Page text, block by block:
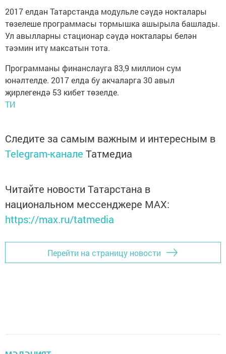
2017 елдан Татарстанда модульле сәүдә нокталары
төзелеше программасы тормышка ашырыла башлады.
Ул авылларны стационар сәүдә нокталары белән
тәэмин итү максатын тота.
Программаны финанслауга 83,9 миллион сум
юнәлтелде. 2017 елда бу акчаларга 30 авыл
җирлегендә 53 кибет төзелде.
ТИ
Следите за самым важным и интересным в
Telegram-канале Татмедиа
Читайте новости Татарстана в
национальном мессенджере MАХ:
https://max.ru/tatmedia
Перейти на страницу новости